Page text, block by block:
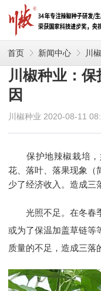
首页 新闻中心 川
川椒种业：
因
川椒种业 2020-08-11
保护地辣椒栽培，
花、落叶、落果现象（
少了经济收入。造成三
光照不足。在冬春季
或为了保温加盖草链等
质量的不足，造成三落